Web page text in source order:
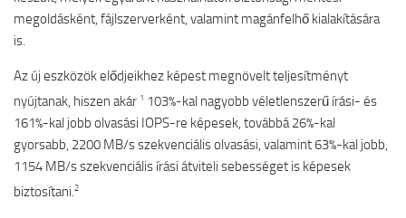
megoldásként, fájlszerverként, valamint magánfelhő kialakítására
is.
Az új eszközök elődjeikhez képest megnövelt teljesítményt
nyújtanak, hiszen akár 1 103%-kal nagyobb véletlenszerű írási- és
161%-kal jobb olvasási IOPS-re képesek, továbbá 26%-kal
gyorsabb, 2200 MB/s szekvenciális olvasási, valamint 63%-kal jobb,
1154 MB/s szekvenciális írási átviteli sebességet is képesek
biztosítani.2